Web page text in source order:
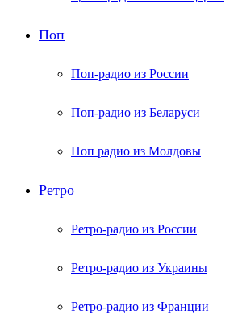
Поп
Поп-радио из России
Поп-радио из Беларуси
Поп радио из Молдовы
Ретро
Ретро-радио из России
Ретро-радио из Украины
Ретро-радио из Франции